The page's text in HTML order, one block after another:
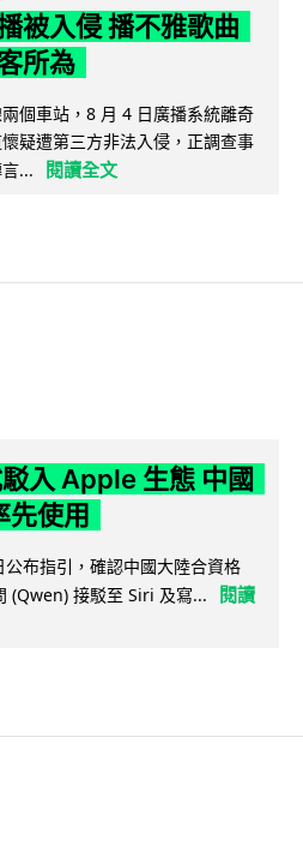
被入侵 播不雅歌曲
所為
個車站，8 月 4 日廣播系統離奇
疑遭第三方非法入侵，正調查事
...
閱讀全文
入 Apple 生態 中國
使用
布指引，確認中國大陸合資格
(Qwen) 接駁至 Siri 及寫...
閱讀